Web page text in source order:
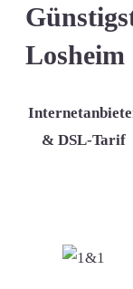
Losheim
& DSL-Tarif